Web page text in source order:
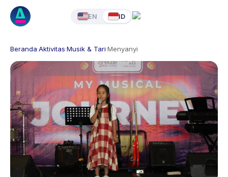
EN ID
Beranda·Aktivitas·Musik & Tari·Menyanyi